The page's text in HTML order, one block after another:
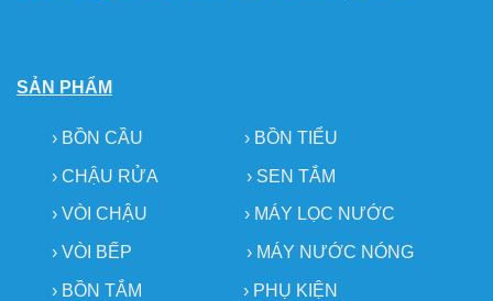
SẢN PHẨM
› BỒN CẦU › BỒN TIỂU
› CHẬU RỬA › SEN TẮM
› VÒI CHẬU › MÁY LỌC NƯỚC
› VÒI BẾP › MÁY NƯỚC NÓNG
› BỒN TẮM › PHỤ KIỆN